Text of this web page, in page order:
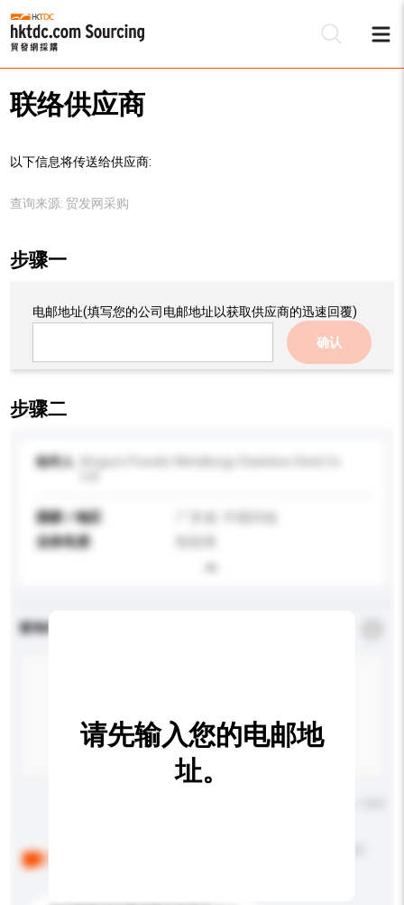
联络供应商
以下信息将传送给供应商:
查询来源: 贸发网采购
步骤一
电邮地址(填写您的公司电邮地址以获取供应商的迅速回覆)
确认
步骤二
收件人
国家 / 地区
业务性质
查询内容
请先输入您的电邮地
址。